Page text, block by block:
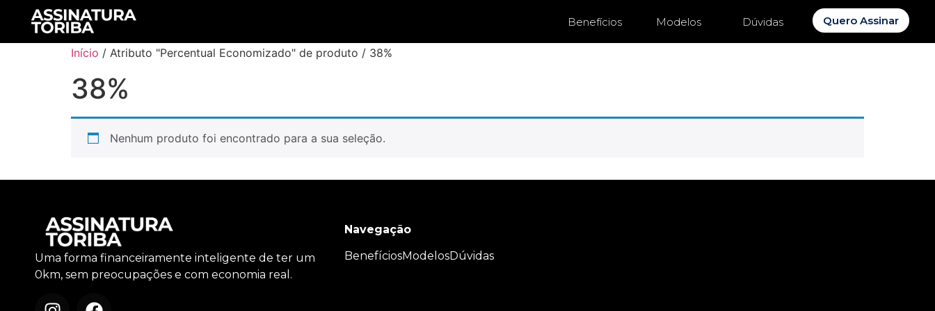
Benefícios Modelos Dúvidas Quero Assinar
Início / Atributo "Percentual Economizado" de produto / 38%
38%
Nenhum produto foi encontrado para a sua seleção.
Uma forma financeiramente inteligente de ter um
0km, sem preocupações e com economia real.
Navegação
BenefíciosModelosDúvidas